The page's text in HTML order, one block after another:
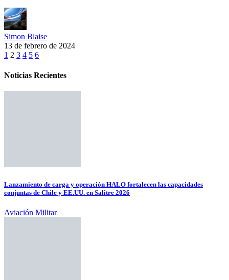
Simon Blaise
13 de febrero de 2024
1 2 3 4 5 6
Noticias Recientes
Lanzamiento de carga y operación HALO fortalecen las capacidades
conjuntas de Chile y EE.UU. en Salitre 2026
Aviación Militar